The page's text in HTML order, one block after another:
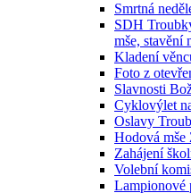
Smrtná
SDH
mše, stavění
Kladení
Foto z
Slavnosti
Cyklovýlet
Oslavy
Hodová mše
Zahájení
Volební
Lampionové